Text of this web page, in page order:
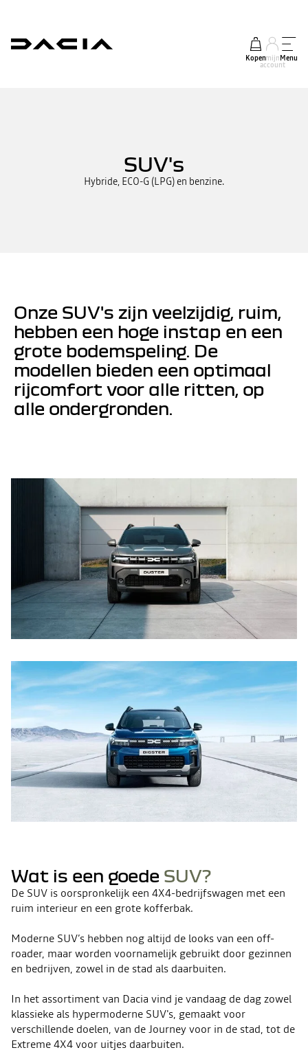
Kopenmijn
account
Menu
SUV's
Hybride, ECO-G (LPG) en benzine.
Onze SUV's zijn veelzijdig, ruim,
hebben een hoge instap en een
grote bodemspeling. De
modellen bieden een optimaal
rijcomfort voor alle ritten, op
alle ondergronden.
Wat is een goede SUV?
De SUV is oorspronkelijk een 4X4-bedrijfswagen met een
ruim interieur en een grote kofferbak.
Moderne SUV’s hebben nog altijd de looks van een off-
roader, maar worden voornamelijk gebruikt door gezinnen
en bedrijven, zowel in de stad als daarbuiten.
In het assortiment van Dacia vind je vandaag de dag zowel
klassieke als hypermoderne SUV's, gemaakt voor
verschillende doelen, van de Journey voor in de stad, tot de
Extreme 4X4 voor uitjes daarbuiten.